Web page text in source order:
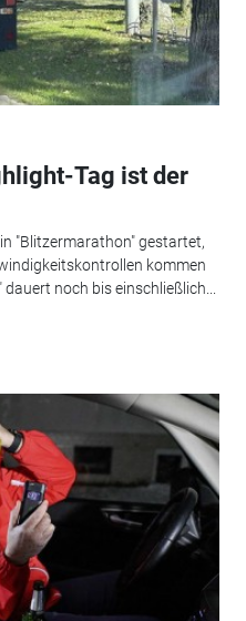
Tag ist der
"Blitzermarathon" gestartet,
kommen
dauert noch bis einschließlich...